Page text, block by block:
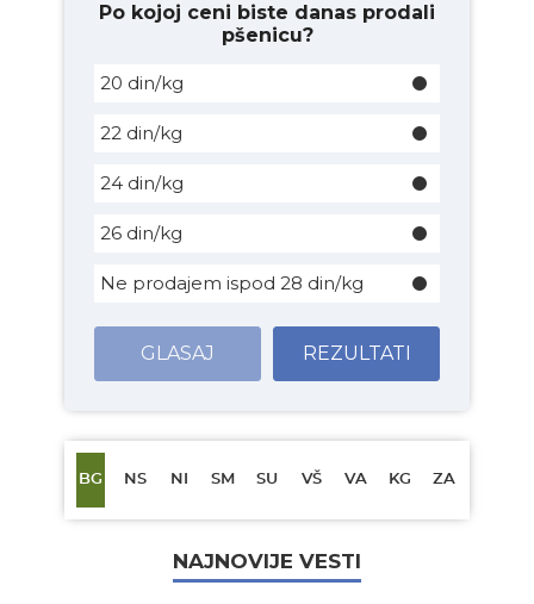
Po kojoj ceni biste danas prodali
pšenicu?
20 din/kg
22 din/kg
24 din/kg
26 din/kg
Ne prodajem ispod 28 din/kg
GLASAJ REZULTATI
BG NS NI SM SU VŠ VA KG ZA
NAJNOVIJE VESTI